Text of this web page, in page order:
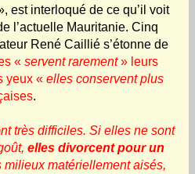
est interloqué de ce qu’il voit
l’actuelle Mauritanie. Cinq
René Caillié s’étonne de
« servent rarement» leurs
yeux « elles conservent plus
.
très difficiles. Si elles ne sont
elles divorcent pour un
milieux matériellement aisés,